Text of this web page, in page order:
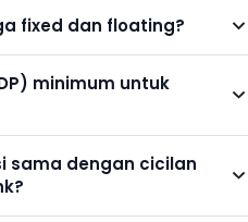
fixed dan floating?
minimum untuk
sama dengan cicilan